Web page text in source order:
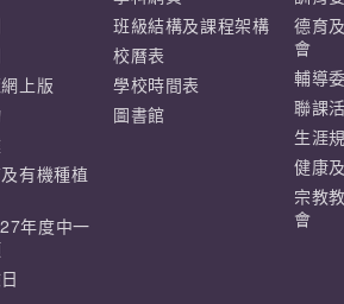
間的比分差距，而是我們肉眼
進步與自我成長。 這次並
是更閃耀的起點。這段高低
旅程，讓我們學會了在強敵
遜，同時也在心中深植了一
、永不言敗的「好勝之
如此，我們的能力才能更進
後，這張亞軍獎牌是一枚珍
。它讓我們深刻明白到「自我
逆境自強」的重要性。足球
上版
有機種植
年度中一
班級結構及課程架構
校曆表
學校時間表
圖書館
德育
會
輔導
聯課
生涯
健康
宗教
會